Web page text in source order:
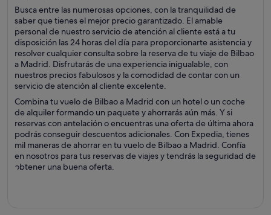
Busca entre las numerosas opciones, con la tranquilidad de
saber que tienes el mejor precio garantizado. El amable
personal de nuestro servicio de atención al cliente está a tu
disposición las 24 horas del día para proporcionarte asistencia y
resolver cualquier consulta sobre la reserva de tu viaje de Bilbao
a Madrid. Disfrutarás de una experiencia inigualable, con
nuestros precios fabulosos y la comodidad de contar con un
servicio de atención al cliente excelente.
Combina tu vuelo de Bilbao a Madrid con un hotel o un coche
de alquiler formando un paquete y ahorrarás aún más. Y si
reservas con antelación o encuentras una oferta de última ahora
podrás conseguir descuentos adicionales. Con Expedia, tienes
mil maneras de ahorrar en tu vuelo de Bilbao a Madrid. Confía
en nosotros para tus reservas de viajes y tendrás la seguridad de
obtener una buena oferta.